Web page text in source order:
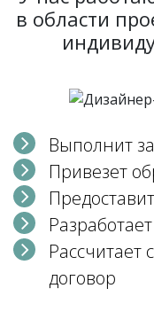
в области
Выполнит
Привезет
Рассчитает
договор